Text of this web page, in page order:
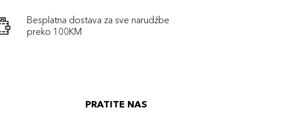
Besplatna dostava za sve narudźbe
preko 100KM
PRATITE NAS